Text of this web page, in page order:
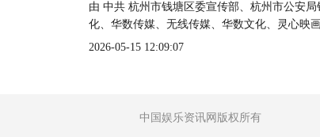
由 中共 杭州市钱塘区委宣传部、杭州市公安
化、华数传媒、无线传媒、华数文化、灵心映
2026-05-15 12:09:07
中国娱乐资讯网版权所有